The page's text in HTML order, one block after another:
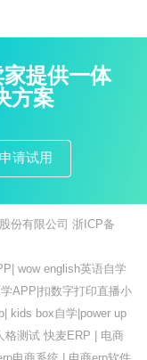
提供一体
方案
请试用
份有限公司 浙ICP备
wow english英语自学
APP 扣数字打印直播小
kids box自学 power up
格测试 快麦ERP
电商